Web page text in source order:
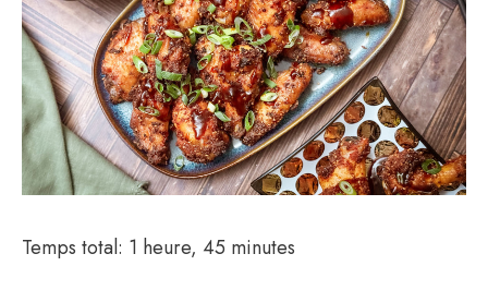
Temps total: 1 heure, 45 minutes